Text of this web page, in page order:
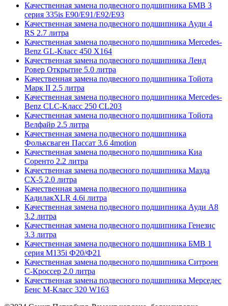
Качественная замена подвесного подшипника БМВ 3
серия 335is E90/E91/E92/E93
Качественная замена подвесного подшипника Ауди 4
RS 2.7 литра
Качественная замена подвесного подшипника Mercedes-
Benz GL-Класс 450 X164
Качественная замена подвесного подшипника Ленд
Ровер Открытие 5.0 литра
Качественная замена подвесного подшипника Тойота
Марк II 2.5 литра
Качественная замена подвесного подшипника Mercedes-
Benz CLC-Класс 250 CL203
Качественная замена подвесного подшипника Тойота
Велфайр 2.5 литра
Качественная замена подвесного подшипника
Фольксваген Пассат 3.6 4motion
Качественная замена подвесного подшипника Киа
Соренто 2.2 литра
Качественная замена подвесного подшипника Мазда
СХ-5 2.0 литра
Качественная замена подвесного подшипника
КадилакXLR 4.6i литра
Качественная замена подвесного подшипника Ауди А8
3.2 литра
Качественная замена подвесного подшипника Генезис
3.3 литра
Качественная замена подвесного подшипника БМВ 1
серия M135i Ф20/Ф21
Качественная замена подвесного подшипника Ситроен
С-Кроссер 2.0 литра
Качественная замена подвесного подшипника Мерседес
Бенс М-Класс 320 W163